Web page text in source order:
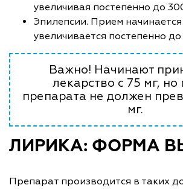
увеличивая постепенно до
Эпилепсии. Прием начинается
увеличивается постепенно до
Важно! Начинают
лекарство с 75 мг, но
препарата не должен
мг.
ЛИРИКА: ФОРМА
Препарат производится в таких